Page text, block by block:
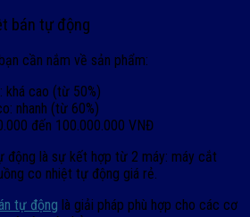
bán tự động
cần nắm về sản phẩm:
khá cao (từ 50%)
nhanh (từ 60%)
đến 100.000.000 VNĐ
động là sự kết hợp từ 2 máy: máy cắt
co nhiệt tự động giá rẻ.
tự động là giải pháp phù hợp cho các cơ